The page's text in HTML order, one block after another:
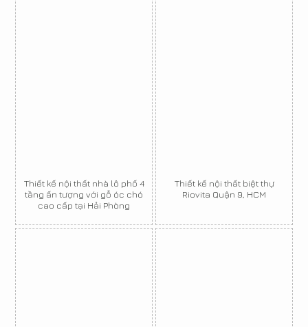
Thiết kế nội thất nhà lô phố 4
tầng ấn tượng với gỗ óc chó
cao cấp tại Hải Phòng
Thiết kế nội thất biệt thự
Riovita Quận 9, HCM